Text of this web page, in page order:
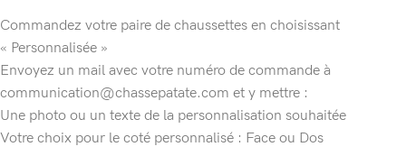
Commandez votre paire de chaussettes en choisissant
« Personnalisée »
Envoyez un mail avec votre numéro de commande à
communication@chassepatate.com et y mettre :
Une photo ou un texte de la personnalisation souhaitée
Votre choix pour le coté personnalisé : Face ou Dos